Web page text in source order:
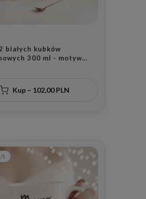
białych kubków
300 ml - motyw
Kup – 102,00 PLN